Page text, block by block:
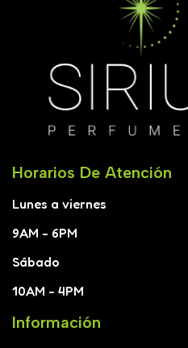
Horarios De Atención
Lunes a viernes
9AM - 6PM
Sábado
10AM - 4PM
Información